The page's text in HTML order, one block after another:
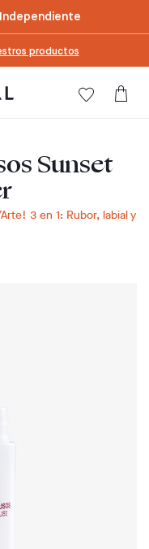
productos
Sunset
3 en 1: Rubor, labial y